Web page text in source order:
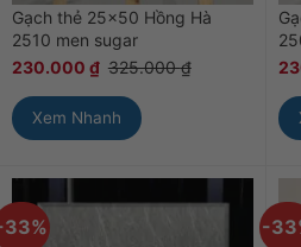
Gạch thẻ 25×50 Hồng Hà
2510 men sugar
230.000 ₫ 325.000₫
Xem Nhanh
-